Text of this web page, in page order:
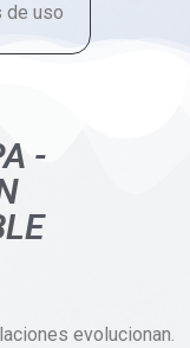
de uso
-
evolucionan.